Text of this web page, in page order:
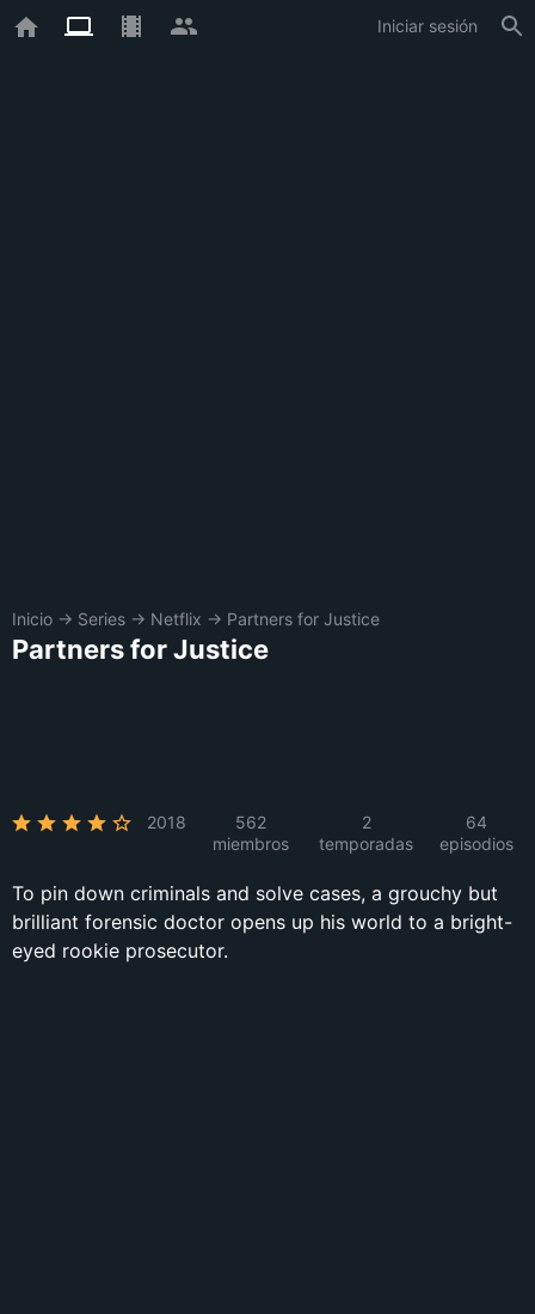
Iniciar sesión
Inicio → Series → Netflix → Partners for Justice
Partners for Justice
2018
562
miembros
2
temporadas
64
episodios
To pin down criminals and solve cases, a grouchy but
brilliant forensic doctor opens up his world to a bright-
eyed rookie prosecutor.